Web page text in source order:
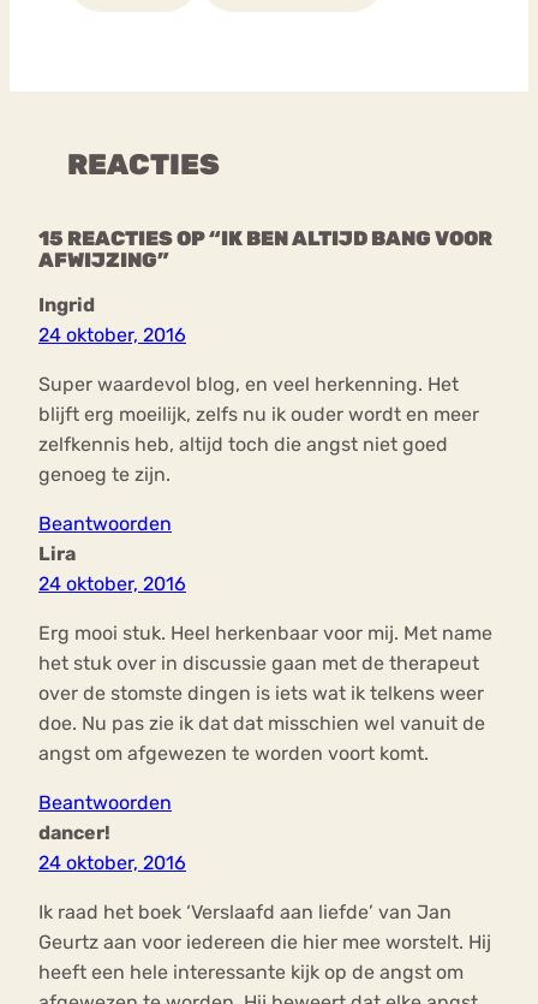
REACTIES
15 REACTIES OP “IK BEN ALTIJD BANG VOOR
AFWIJZING”
Ingrid
24 oktober, 2016
Super waardevol blog, en veel herkenning. Het
blijft erg moeilijk, zelfs nu ik ouder wordt en meer
zelfkennis heb, altijd toch die angst niet goed
genoeg te zijn.
Beantwoorden
Lira
24 oktober, 2016
Erg mooi stuk. Heel herkenbaar voor mij. Met name
het stuk over in discussie gaan met de therapeut
over de stomste dingen is iets wat ik telkens weer
doe. Nu pas zie ik dat dat misschien wel vanuit de
angst om afgewezen te worden voort komt.
Beantwoorden
dancer!
24 oktober, 2016
Ik raad het boek ‘Verslaafd aan liefde’ van Jan
Geurtz aan voor iedereen die hier mee worstelt. Hij
heeft een hele interessante kijk op de angst om